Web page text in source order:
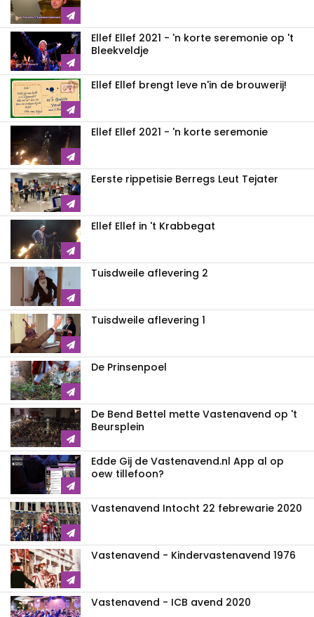
Ellef Ellef 2021 - 'n korte seremonie op 't
Bleekveldje
Ellef Ellef brengt leve n'in de brouwerij!
Ellef Ellef 2021 - 'n korte seremonie
Eerste rippetisie Berregs Leut Tejater
Ellef Ellef in 't Krabbegat
Tuisdweile aflevering 2
Tuisdweile aflevering 1
De Prinsenpoel
De Bend Bettel mette Vastenavend op 't
Beursplein
Edde Gij de Vastenavend.nl App al op
oew tillefoon?
Vastenavend Intocht 22 febrewarie 2020
Vastenavend - Kindervastenavend 1976
Vastenavend - ICB avend 2020